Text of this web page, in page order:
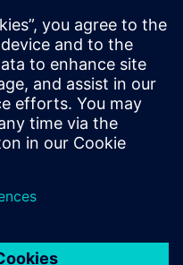
et tilbud på et
eller på vårt SITRAIN-
passer for større grupper (6
kontaktinformasjon
oss.